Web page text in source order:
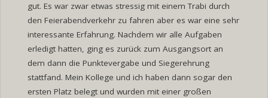
gut. Es war zwar etwas stressig mit einem Trabi durch
den Feierabendverkehr zu fahren aber es war eine sehr
interessante Erfahrung. Nachdem wir alle Aufgaben
erledigt hatten, ging es zurück zum Ausgangsort an
dem dann die Punktevergabe und Siegerehrung
stattfand. Mein Kollege und ich haben dann sogar den
ersten Platz belegt und wurden mit einer großen